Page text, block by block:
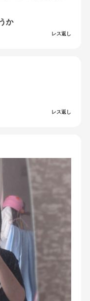
か
レス返し
レス返し